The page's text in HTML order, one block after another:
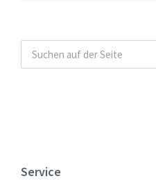
Service